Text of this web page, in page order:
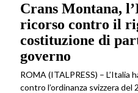
Crans Montana,
ricorso contro il
costituzione di
governo
ROMA (ITALPRESS) – L’Italia
contro l’ordinanza svizzera